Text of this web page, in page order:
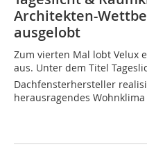
Architekten-
ausgelobt
Zum vierten Mal lobt Velux
aus. Unter dem Titel
Dachfensterhersteller
herausragendes